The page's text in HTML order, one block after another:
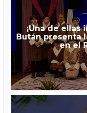
¡Una de ellas
Bután presenta
en el